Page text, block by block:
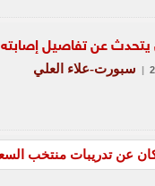
يتحدث عن تفاصيل إصابته
| سبورت-علاء العلي